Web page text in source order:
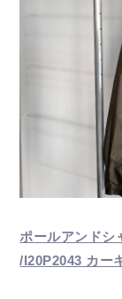
ポールアンドシ
/I20P2043 カー